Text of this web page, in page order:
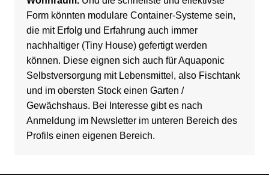
Form könnten modulare Container-Systeme sein,
die mit Erfolg und Erfahrung auch immer
nachhaltiger (Tiny House) gefertigt werden
können. Diese eignen sich auch für Aquaponic
Selbstversorgung mit Lebensmittel, also Fischtank
und im obersten Stock einen Garten /
Gewächshaus. Bei Interesse gibt es nach
Anmeldung im Newsletter im unteren Bereich des
Profils einen eigenen Bereich.